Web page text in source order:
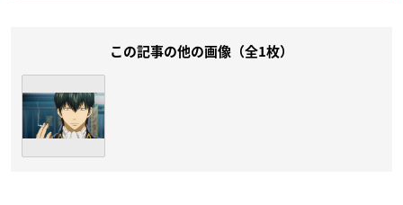
この記事の他の画像（全1枚）